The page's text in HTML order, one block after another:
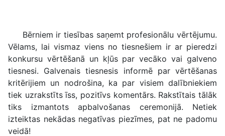
Bērniem ir tiesības saņemt profesionālu vērtējumu.
Vēlams, lai vismaz viens no tiesnešiem ir ar pieredzi
konkursu vērtēšanā un kļūs par vecāko vai galveno
tiesnesi. Galvenais tiesnesis informē par vērtēšanas
kritērijiem un nodrošina, ka par visiem dalībniekiem
tiek uzrakstīts īss, pozitīvs komentārs. Rakstītais tālāk
tiks izmantots apbalvošanas ceremonijā. Netiek
izteiktas nekādas negatīvas piezīmes, pat ne padomu
veidā!